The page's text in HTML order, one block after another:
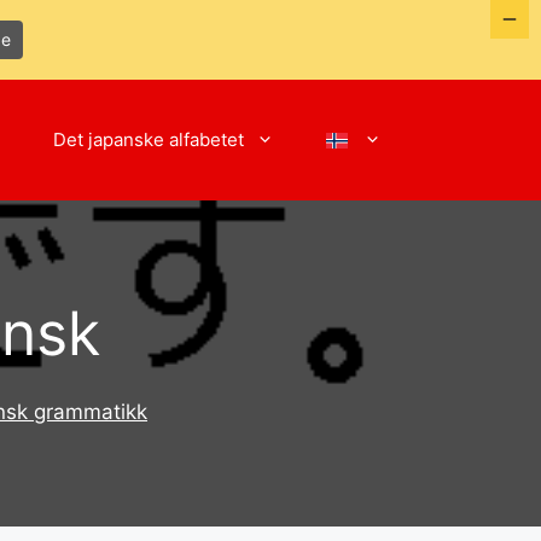
Det japanske alfabetet
grammatikk